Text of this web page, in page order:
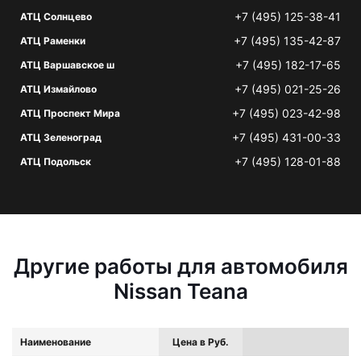
АТЦ Солнцево +7 (495) 125-38-41
АТЦ Раменки +7 (495) 135-42-87
АТЦ Варшавское ш +7 (495) 182-17-65
АТЦ Измайлово +7 (495) 021-25-26
АТЦ Проспект Мира +7 (495) 023-42-98
АТЦ Зеленоград +7 (495) 431-00-33
АТЦ Подольск +7 (495) 128-01-88
Другие работы для автомобиля
Nissan Teana
Наименование Цена в Руб.